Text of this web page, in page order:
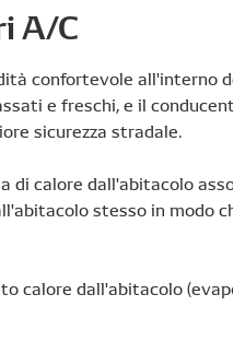
A/C
confortevole all'interno
e freschi, e il
sicurezza stradale.
di calore dall'abitacolo
stesso in modo
calore dall'abitacolo